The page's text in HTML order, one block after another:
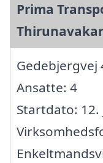
Prima
Gedebjergvej
Ansatte: 4
Startdato: 12.